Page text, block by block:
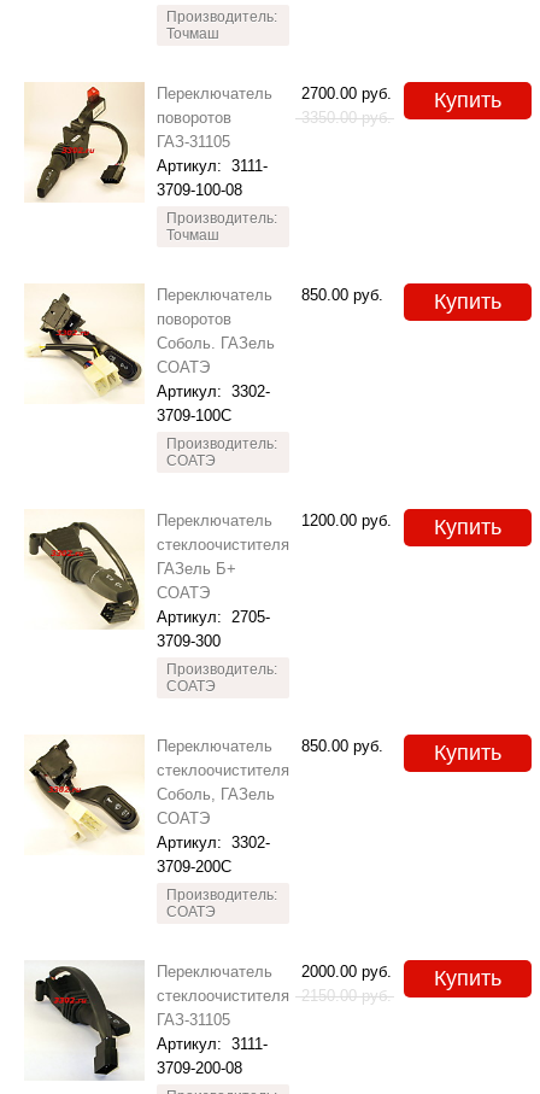
Производитель:
Точмаш
Переключатель
поворотов
ГАЗ-31105
Артикул: 3111-
3709-100-08
Производитель:
Точмаш
2700.00 руб.
3350.00 руб.
Купить
Переключатель
поворотов
Соболь. ГАЗель
СОАТЭ
Артикул: 3302-
3709-100С
Производитель:
СОАТЭ
850.00 руб. Купить
Переключатель
стеклоочистителя
ГАЗель Б+
СОАТЭ
Артикул: 2705-
3709-300
Производитель:
СОАТЭ
1200.00 руб. Купить
Переключатель
стеклоочистителя
Соболь, ГАЗель
СОАТЭ
Артикул: 3302-
3709-200С
Производитель:
СОАТЭ
850.00 руб. Купить
Переключатель
стеклоочистителя
ГАЗ-31105
Артикул: 3111-
3709-200-08
2000.00 руб.
2150.00 руб.
Купить